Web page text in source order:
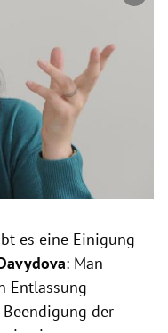
es eine Einigung
: Man
Entlassung
der